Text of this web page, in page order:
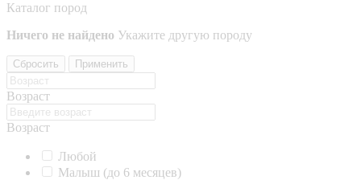
Каталог пород
Ничего не найдено Укажите другую породу
Сбросить Применить
Возраст
Возраст
Любой
Малыш (до 6 месяцев)